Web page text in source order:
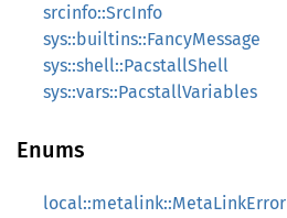
srcinfo::SrcInfo
sys::builtins::FancyMessage
sys::shell::PacstallShell
sys::vars::PacstallVariables
Enums
local::metalink::MetaLinkError